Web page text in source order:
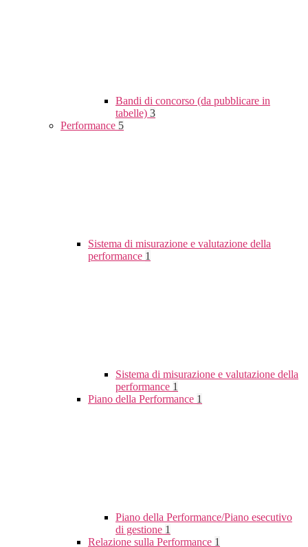
Bandi di concorso (da pubblicare in
tabelle) 3
Performance 5
Sistema di misurazione e valutazione della
performance 1
Sistema di misurazione e valutazione della
performance 1
Piano della Performance 1
Piano della Performance/Piano esecutivo
di gestione 1
Relazione sulla Performance 1